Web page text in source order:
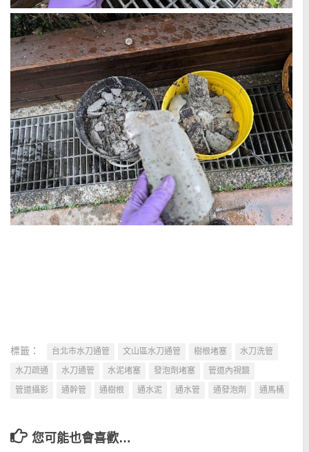
標籤： 台北市水刀通管 文山區水刀通管 樹根堵塞
水刀洗管
水刀疏通
水刀通管 水泥堵塞 發泡劑堵塞
管道內視鏡
管道攝影
通幹管 通樹根 通水泥 通水管 通發泡劑 通馬桶
您可能也會喜歡…